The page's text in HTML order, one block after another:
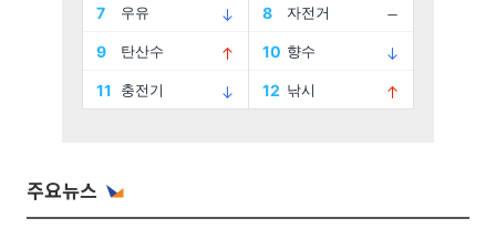
주요뉴스